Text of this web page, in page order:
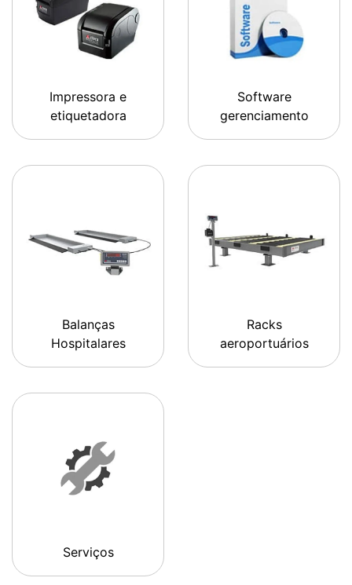
Impressora e
etiquetadora
Software
gerenciamento
Balanças
Hospitalares
Racks
aeroportuários
Serviços